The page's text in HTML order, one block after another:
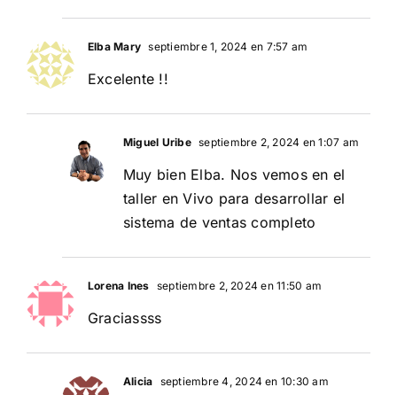
Elba Mary septiembre 1, 2024 en 7:57 am
Excelente !!
Miguel Uribe septiembre 2, 2024 en 1:07 am
Muy bien Elba. Nos vemos en el
taller en Vivo para desarrollar el
sistema de ventas completo
Lorena Ines septiembre 2, 2024 en 11:50 am
Graciassss
Alicia septiembre 4, 2024 en 10:30 am